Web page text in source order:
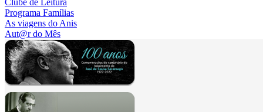
Clube de Leitura
Programa Famílias
As viagens do Anis
Aut@r do Mês